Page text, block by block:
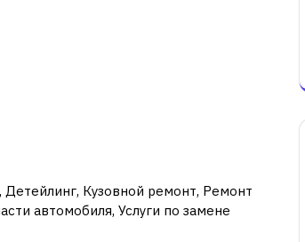
Кузовной ремонт, Ремонт
автомобиля, Услуги по замене